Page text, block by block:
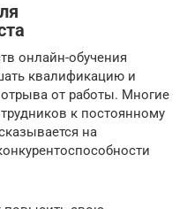
онлайн-обучения
квалификацию и
от работы. Многие
к постоянному
на